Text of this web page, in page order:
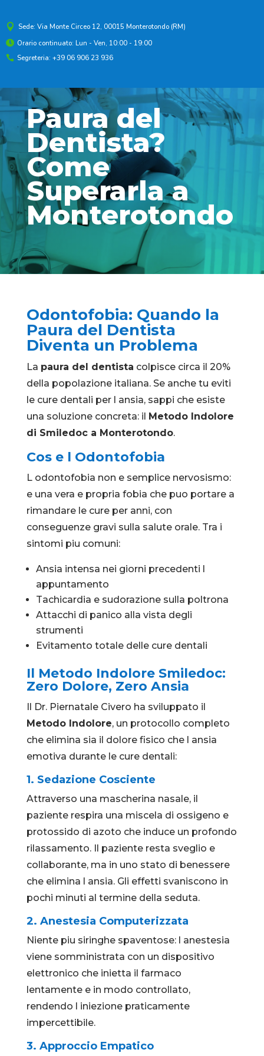
 Sede: Via Monte Circeo 12, 00015 Monterotondo (RM)
 Orario continuato: Lun - Ven, 10:00 - 19:00
 Segreteria: +39 06 906 23 936
Paura del
Dentista?
Come
Superarla a
Monterotondo
Odontofobia: Quando la
Paura del Dentista
Diventa un Problema
La paura del dentista colpisce circa il 20%
della popolazione italiana. Se anche tu eviti
le cure dentali per l ansia, sappi che esiste
una soluzione concreta: il Metodo Indolore
di Smiledoc a Monterotondo.
Cos e l Odontofobia
L odontofobia non e semplice nervosismo:
e una vera e propria fobia che puo portare a
rimandare le cure per anni, con
conseguenze gravi sulla salute orale. Tra i
sintomi piu comuni:
Ansia intensa nei giorni precedenti l
appuntamento
Tachicardia e sudorazione sulla poltrona
Attacchi di panico alla vista degli
strumenti
Evitamento totale delle cure dentali
Il Metodo Indolore Smiledoc:
Zero Dolore, Zero Ansia
Il Dr. Piernatale Civero ha sviluppato il
Metodo Indolore, un protocollo completo
che elimina sia il dolore fisico che l ansia
emotiva durante le cure dentali:
1. Sedazione Cosciente
Attraverso una mascherina nasale, il
paziente respira una miscela di ossigeno e
protossido di azoto che induce un profondo
rilassamento. Il paziente resta sveglio e
collaborante, ma in uno stato di benessere
che elimina l ansia. Gli effetti svaniscono in
pochi minuti al termine della seduta.
2. Anestesia Computerizzata
Niente piu siringhe spaventose: l anestesia
viene somministrata con un dispositivo
elettronico che inietta il farmaco
lentamente e in modo controllato,
rendendo l iniezione praticamente
impercettibile.
3. Approccio Empatico